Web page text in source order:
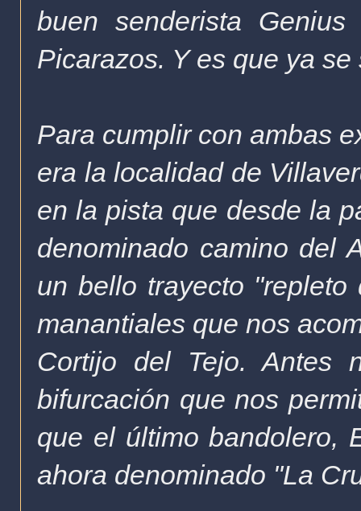
buen senderista
Picarazos. Y es que ya
Para cumplir con ambas
era la localidad de
en la pista que desde la
denominado camino del
un bello trayecto
manantiales que nos
Cortijo del Tejo. Antes
bifurcación que nos
que el último bandolero,
ahora denominado "La